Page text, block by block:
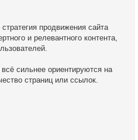
продвижения сайта
и релевантного контента,
сильнее ориентируются на
страниц или ссылок.